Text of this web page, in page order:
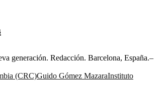
generación. Redacción. Barcelona, España.–
(CRC)Guido Gómez MazaraInstituto